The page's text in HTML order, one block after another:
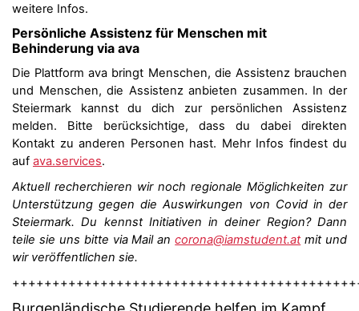
weitere Infos.
Persönliche Assistenz für Menschen mit
Behinderung via ava
Die Plattform ava bringt Menschen, die Assistenz brauchen
und Menschen, die Assistenz anbieten zusammen. In der
Steiermark kannst du dich zur persönlichen Assistenz
melden. Bitte berücksichtige, dass du dabei direkten
Kontakt zu anderen Personen hast. Mehr Infos findest du
auf ava.services.
Aktuell recherchieren wir noch regionale Möglichkeiten zur
Unterstützung gegen die Auswirkungen von Covid in der
Steiermark. Du kennst Initiativen in deiner Region? Dann
teile sie uns bitte via Mail ancorona@iamstudent.atmit und
wir veröffentlichen sie.